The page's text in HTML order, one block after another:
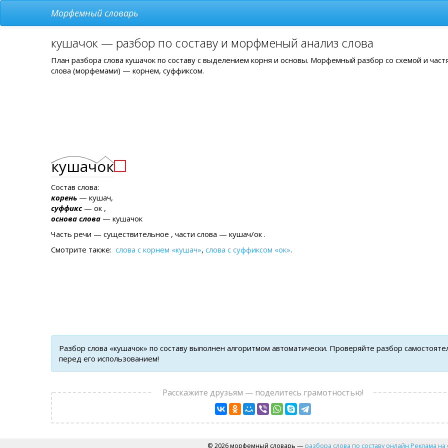
Морфемный словарь
кушачок — разбор по составу и морфменый анализ слова
План разбора слова кушачок по составу с выделением корня и основы. Морфемный разбор со схемой и
слова (морфемами) — корнем, суффиксом.
кушачок
Состав слова:
корень — кушач,
суффикс— ок ,
основа слова — кушачок
Часть речи — существительное , части слова — кушач/ок .
Смотрите также: слова с корнем «кушач», слова с суффиксом «ок».
Разбор слова «кушачок» по составу выполнен алгоритмом автоматически. Проверяйте разбор
перед его использованием!
Расскажите друзьям — поделитесь грамотностью!
© 2026 морфемный словарь —разбора слова по составу онлайн Реклама на